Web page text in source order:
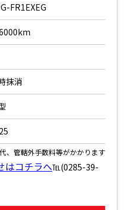
FR1EXEG
抹消
、管轄外手数料等がかかります
はコチラへ℡(0285-39-